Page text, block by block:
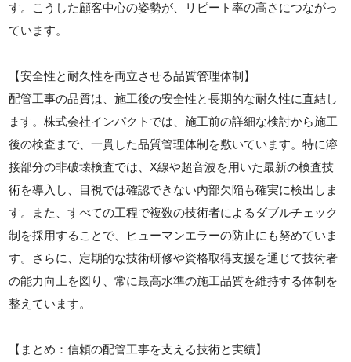
す。こうした顧客中心の姿勢が、リピート率の高さにつながっ
ています。
【安全性と耐久性を両立させる品質管理体制】
配管工事の品質は、施工後の安全性と長期的な耐久性に直結し
ます。株式会社インパクトでは、施工前の詳細な検討から施工
後の検査まで、一貫した品質管理体制を敷いています。特に溶
接部分の非破壊検査では、X線や超音波を用いた最新の検査技
術を導入し、目視では確認できない内部欠陥も確実に検出しま
す。また、すべての工程で複数の技術者によるダブルチェック
制を採用することで、ヒューマンエラーの防止にも努めていま
す。さらに、定期的な技術研修や資格取得支援を通じて技術者
の能力向上を図り、常に最高水準の施工品質を維持する体制を
整えています。
【まとめ：信頼の配管工事を支える技術と実績】